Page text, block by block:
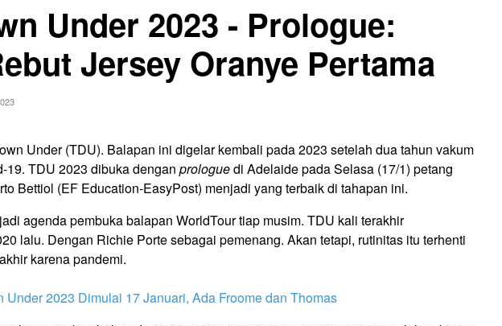
Under 2023 - Prologue:
Jersey Oranye Pertama
Under (TDU). Balapan ini digelar kembali pada 2023 setelah dua tahun vakum
19. TDU 2023 dibuka dengan prologuedi Adelaide pada Selasa (17/1) petang
Bettiol (EF Education-EasyPost) menjadi yang terbaik di tahapan ini.
agenda pembuka balapan WorldTour tiap musim. TDU kali terakhir
lalu. Dengan Richie Porte sebagai pemenang. Akan tetapi, rutinitas itu terhenti
karena pandemi.
Under 2023 Dimulai 17 Januari, Ada Froome dan Thomas